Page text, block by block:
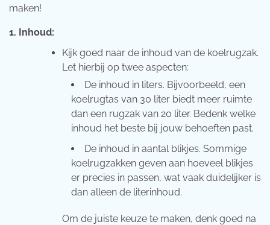
maken!
1. Inhoud:
Kijk goed naar de inhoud van de koelrugzak.
Let hierbij op twee aspecten:
De inhoud in liters. Bijvoorbeeld, een
koelrugtas van 30 liter biedt meer ruimte
dan een rugzak van 20 liter. Bedenk welke
inhoud het beste bij jouw behoeften past.
De inhoud in aantal blikjes. Sommige
koelrugzakken geven aan hoeveel blikjes
er precies in passen, wat vaak duidelijker is
dan alleen de literinhoud.
Om de juiste keuze te maken, denk goed na